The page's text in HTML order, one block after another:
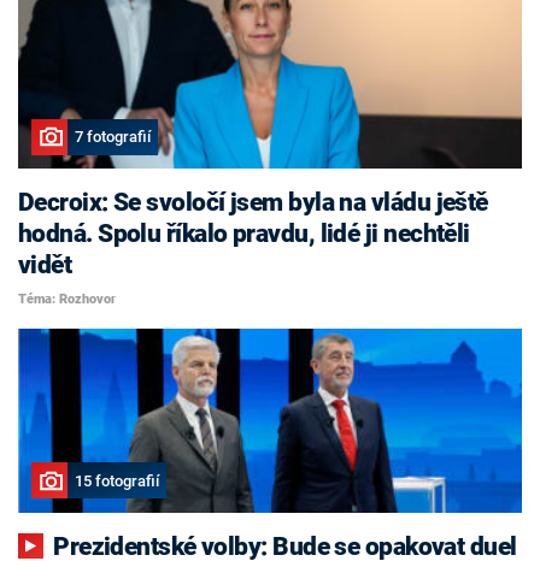
7 fotografií
Decroix: Se svoločí jsem byla na vládu ještě
hodná. Spolu říkalo pravdu, lidé ji nechtěli
vidět
Téma: Rozhovor
15 fotografií